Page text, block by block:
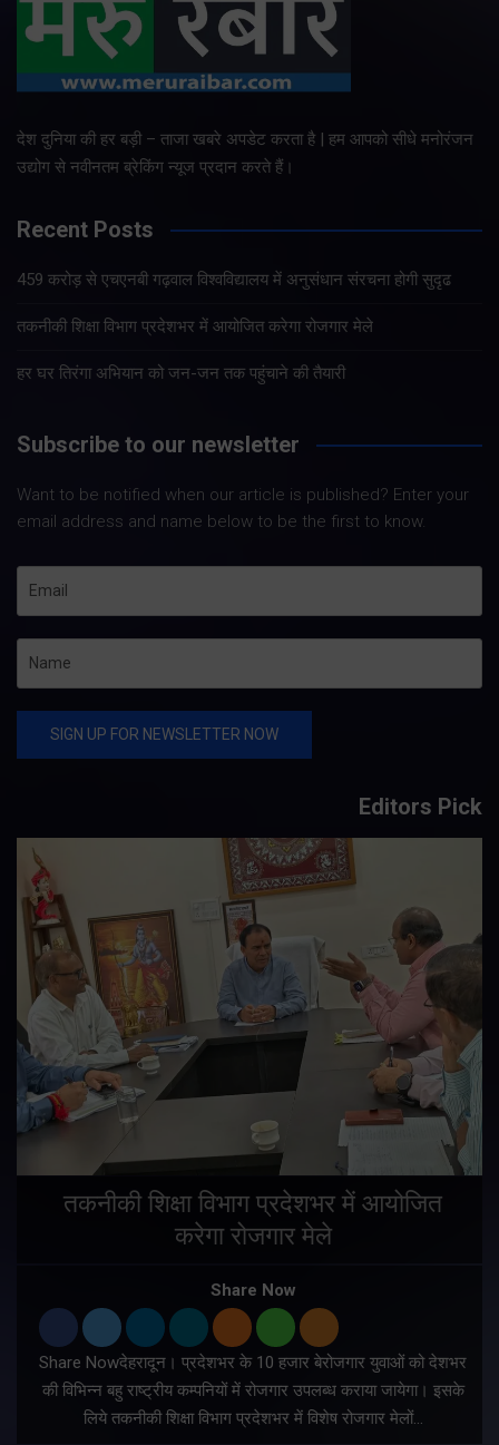
देश दुनिया की हर बड़ी – ताजा खबरे अपडेट करता है | हम आपको सीधे मनोरंजन
उद्योग से नवीनतम ब्रेकिंग न्यूज प्रदान करते हैं।
Recent Posts
459 करोड़ से एचएनबी गढ़वाल विश्वविद्यालय में अनुसंधान संरचना होगी सुदृढ
तकनीकी शिक्षा विभाग प्रदेशभर में आयोजित करेगा रोजगार मेले
हर घर तिरंगा अभियान को जन-जन तक पहुंचाने की तैयारी
Subscribe to our newsletter
Want to be notified when our article is published? Enter your
email address and name below to be the first to know.
Editors Pick
तकनीकी शिक्षा विभाग प्रदेशभर में आयोजित
करेगा रोजगार मेले
Share Now
Share Nowदेहरादून। प्रदेशभर के 10 हजार बेरोजगार युवाओं को देशभर
की विभिन्न बहु राष्ट्रीय कम्पनियों में रोजगार उपलब्ध कराया जायेगा। इसके
लिये तकनीकी शिक्षा विभाग प्रदेशभर में विशेष रोजगार मेलों…